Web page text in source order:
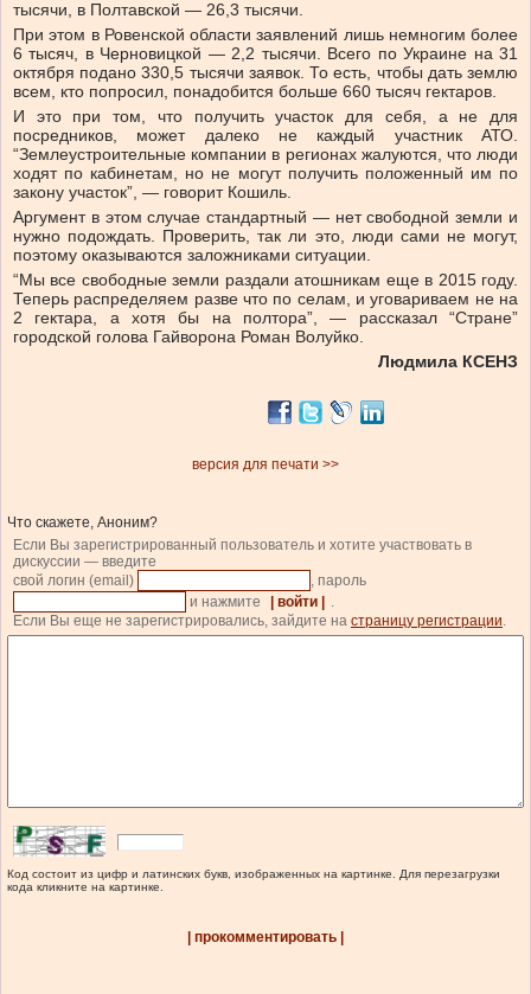
тысячи, в Полтавской — 26,3 тысячи.
При этом в Ровенской области заявлений лишь немногим более
6 тысяч, в Черновицкой — 2,2 тысячи. Всего по Украине на 31
октября подано 330,5 тысячи заявок. То есть, чтобы дать землю
всем, кто попросил, понадобится больше 660 тысяч гектаров.
И это при том, что получить участок для себя, а не для
посредников, может далеко не каждый участник АТО.
“Землеустроительные компании в регионах жалуются, что люди
ходят по кабинетам, но не могут получить положенный им по
закону участок”, — говорит Кошиль.
Аргумент в этом случае стандартный — нет свободной земли и
нужно подождать. Проверить, так ли это, люди сами не могут,
поэтому оказываются заложниками ситуации.
“Мы все свободные земли раздали атошникам еще в 2015 году.
Теперь распределяем разве что по селам, и уговариваем не на
2 гектара, а хотя бы на полтора”, — рассказал “Стране”
городской голова Гайворона Роман Волуйко.
Людмила КСЕНЗ
версия для печати >>
Что скажете, Аноним?
Если Вы зарегистрированный пользователь и хотите участвовать в
дискуссии — введите
свой логин (email)
, пароль
и нажмите
| войти |
.
Если Вы еще не зарегистрировались, зайдите на страницу регистрации.
Код состоит из цифр и латинских букв, изображенных на картинке. Для перезагрузки
кода кликните на картинке.
| прокомментировать |